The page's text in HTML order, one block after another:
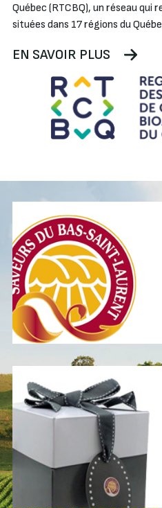
Québec (RTCBQ), un réseau qui
situées dans 17 régions du
EN SAVOIR PLUS